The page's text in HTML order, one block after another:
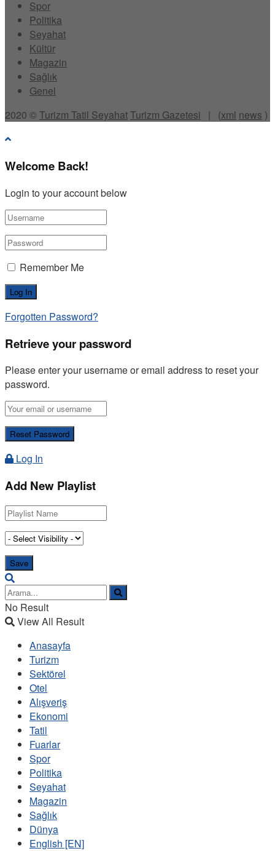
Spor
Politika
Seyahat
Kültür
Magazin
Sağlık
Genel
2020 ©Turizm Tatil SeyahatTurizm Gazetesi | (xml news )
Welcome Back!
Login to your account below
Remember Me
Forgotten Password?
Retrieve your password
Please enter your username or email address to reset your
password.
Log In
Add New Playlist
No Result
View All Result
Anasayfa
Turizm
Sektörel
Otel
Alışveriş
Ekonomi
Tatil
Fuarlar
Spor
Politika
Seyahat
Magazin
Sağlık
Dünya
English [EN]